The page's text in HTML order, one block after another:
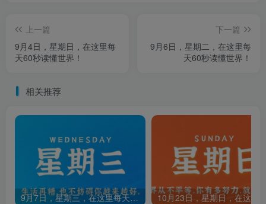
上一篇
9月4日，星期日，在这里每
天60秒读懂世界！
下一篇
9月6日，星期二，在这里每
天60秒读懂世界！
相关推荐
9月7日，星期三，在这里每天60秒读懂世界！